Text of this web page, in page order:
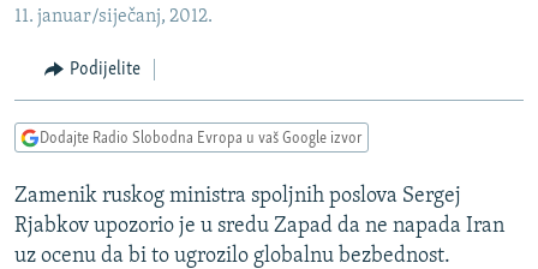
na
navigaciju
Pređite
na
KOSOVO
CRNA GORA
VIDEO
FOTOGALERIJE
INFOGRAFIKE
PODCASTI
RAT U UKRAJINI
KINA NA BALKANU
11. januar/siječanj, 2012.
Podijelite
Dodajte Radio Slobodna Evropa u vaš Google izvor
Zamenik ruskog ministra spoljnih poslova Sergej
Rjabkov upozorio je u sredu Zapad da ne napada Iran
uz ocenu da bi to ugrozilo globalnu bezbednost.